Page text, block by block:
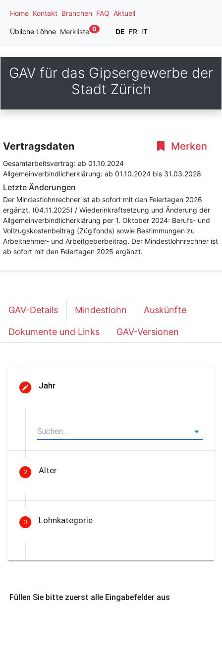
Home Kontakt Branchen FAQ Aktuell
Übliche Löhne Merkliste 0 DE FR IT
GAV für das Gipsergewerbe der
Stadt Zürich
Merken
Vertragsdaten
Gesamtarbeitsvertrag: ab 01.10.2024
Allgemeinverbindlicherklärung: ab 01.10.2024 bis 31.03.2028
Letzte Änderungen
Der Mindestlohnrechner ist ab sofort mit den Feiertagen 2026
ergänzt. (04.11.2025) / Wiederinkraftsetzung und Änderung der
Allgemeinverbindlicherklärung per 1. Oktober 2024: Berufs- und
Vollzugskostenbeitrag (Zügifonds) sowie Bestimmungen zu
Arbeitnehmer- und Arbeitgeberbeitrag. Der Mindestlohnrechner ist
ab sofort mit den Feiertagen 2025 ergänzt.
GAV-Details Mindestlohn Auskünfte
Dokumente und Links GAV-Versionen
Jahr
2 Alter
3 Lohnkategorie
Füllen Sie bitte zuerst alle Eingabefelder aus